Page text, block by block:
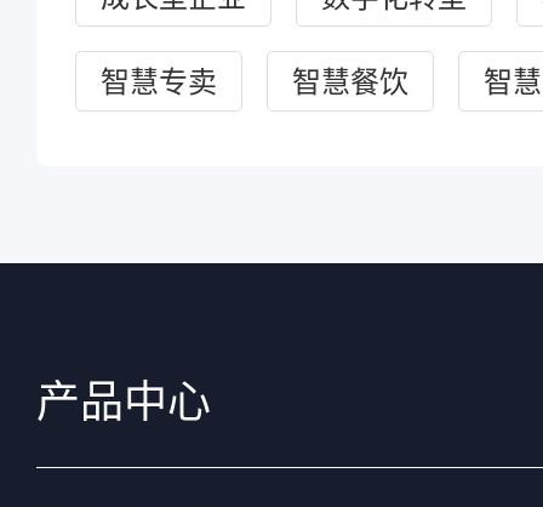
智慧专卖 智慧餐饮 智
产品中心